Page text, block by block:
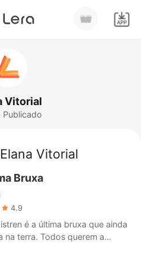
Vitorial
Publicado
Vitorial
Bruxa
4.9
é a última bruxa que ainda
na terra. Todos querem a